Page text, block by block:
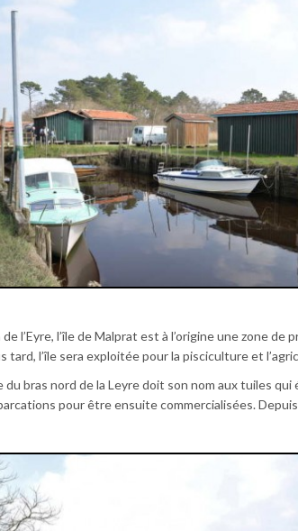
l’Eyre, l’île de Malprat est à l’origine une zone de
tard, l’île sera exploitée pour la pisciculture et
bras nord de la Leyre doit son nom aux tuiles
pour être ensuite commercialisées. Depuis